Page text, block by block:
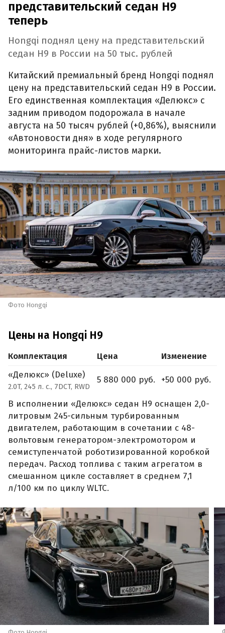
представительский седан H9
теперь
Hongqi поднял цену на представительский
седан H9 в России на 50 тыс. рублей
Китайский премиальный бренд Hongqi поднял
цену на представительский седан H9 в России.
Его единственная комплектация «Делюкс» с
задним приводом подорожала в начале
августа на 50 тысяч рублей (+0,86%), выяснили
«Автоновости дня» в ходе регулярного
мониторинга прайс-листов марки.
Фото Hongqi
Цены на Hongqi H9
Комплектация Цена
Изменение
«Делюкс» (Deluxe)
2.0T, 245 л. с., 7DCT, RWD
5 880 000 руб. +50 000 руб.
В исполнении «Делюкс» седан H9 оснащен 2,0-
литровым 245-сильным турбированным
двигателем, работающим в сочетании с 48-
вольтовым генератором-электромотором и
семиступенчатой роботизированной коробкой
передач. Расход топлива с таким агрегатом в
смешанном цикле составляет в среднем 7,1
л/100 км по циклу WLTC.